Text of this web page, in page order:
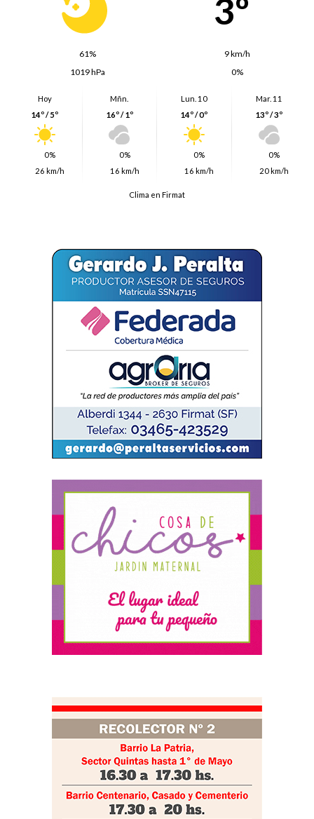
3º
61%
9 km/h
1019 hPa
0%
Hoy
14º / 5º
0%
26 km/h
Mñn.
16º / 1º
0%
16 km/h
Lun. 10
14º / 0º
0%
16 km/h
Mar. 11
13º / 3º
0%
20 km/h
Clima en Firmat